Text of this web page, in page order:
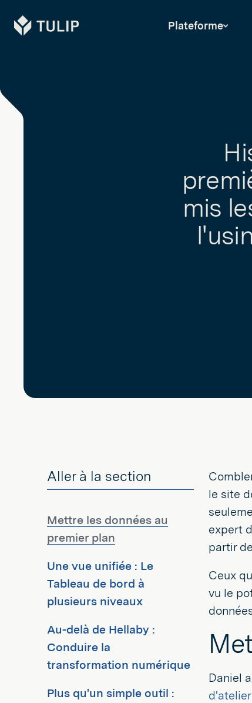
Tulip Plateforme
mis
Aller à la section
Mettre les données au
premier plan
Une vue unifiée : Le
Tableau de bord à
plusieurs niveaux
Au-delà de Hellaby :
Conduire la
transformation numérique
Plus qu'un simple outil :
le site
expert
partir
Ceux
vu le
Daniel
d'atelier